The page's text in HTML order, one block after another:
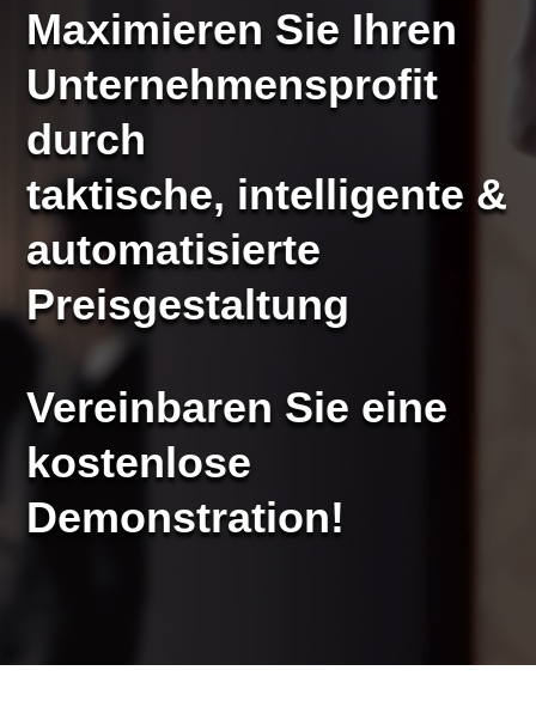
Maximieren Sie Ihren
Unternehmensprofit
durch
taktische, intelligente &
automatisierte
Preisgestaltung
Vereinbaren Sie eine
kostenlose
Demonstration!